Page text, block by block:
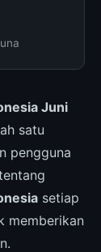
Juni
satu
pengguna
setiap
memberikan